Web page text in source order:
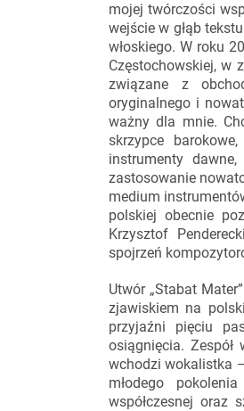
mojej twórczości
wejście w głąb
włoskiego. W roku
Częstochowskiej, w
związane z
oryginalnego i
ważny dla mnie.
skrzypce
instrumenty
zastosowanie
medium
polskiej obecnie
Krzysztof
spojrzeń
Utwór „Stabat
zjawiskiem na
przyjaźni pięciu
osiągnięcia.
wchodzi wokalistka
młodego
współczesnej oraz